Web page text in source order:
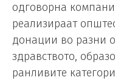
одговорна
реализираат
донации во разни
здравството,
ранливите